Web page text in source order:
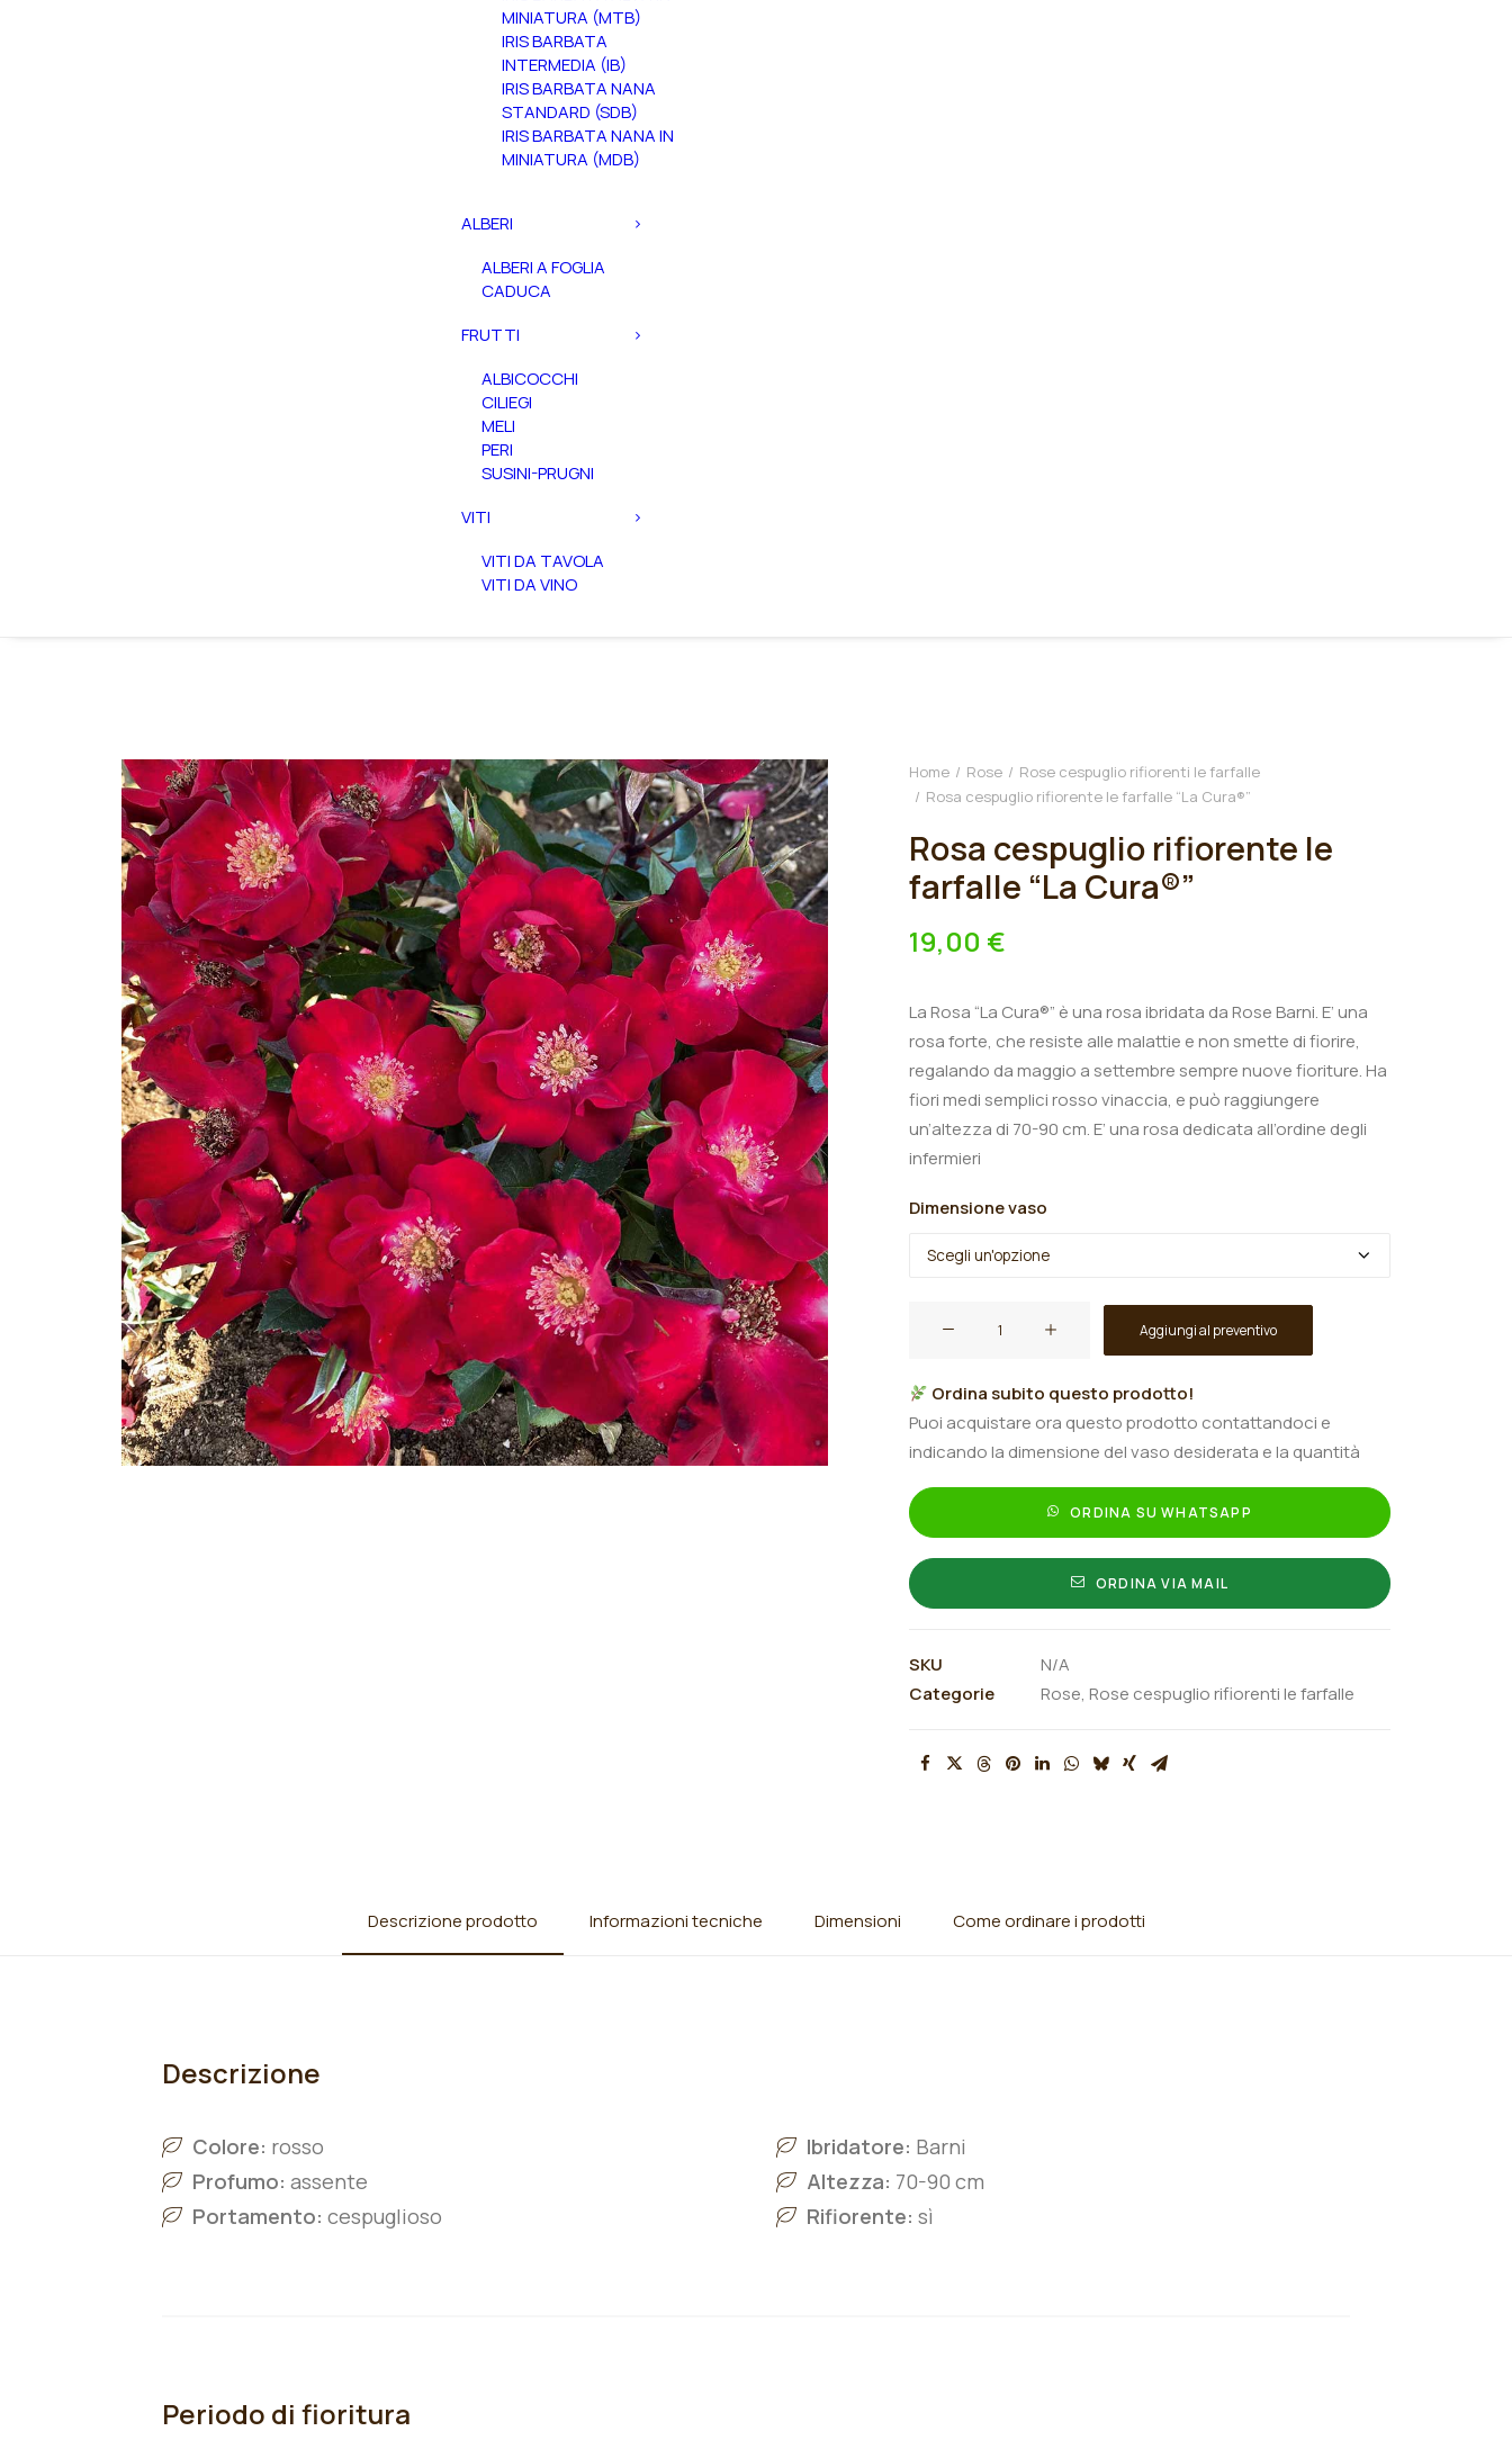
MINIATURA (MTB)
IRIS BARBATA
INTERMEDIA (IB)
IRIS BARBATA NANA
STANDARD (SDB)
IRIS BARBATA NANA IN
MINIATURA (MDB)
ALBERI
ALBERI A FOGLIA
CADUCA
FRUTTI
ALBICOCCHI
CILIEGI
MELI
PERI
SUSINI-PRUGNI
VITI
VITI DA TAVOLA
VITI DA VINO
Home Rose
Rose cespuglio rifiorenti le farfalle
Rosa cespuglio rifiorente le farfalle “La Cura®”
Rosa cespuglio rifiorente le
farfalle “La Cura®”
19,00 €
La Rosa “La Cura®” è una rosa ibridata da Rose Barni. E’ una
rosa forte, che resiste alle malattie e non smette di fiorire,
regalando da maggio a settembre sempre nuove fioriture. Ha
fiori medi semplici rosso vinaccia, e può raggiungere
un’altezza di 70-90 cm. E’ una rosa dedicata all’ordine degli
infermieri
Dimensione vaso
le
farfalle
"La
Cura®"
quantità
Aggiungi al preventivo
Ordina subito questo prodotto!
Puoi acquistare ora questo prodotto contattandoci e
indicando la dimensione del vaso desiderata e la quantità
ORDINA SU WHATSAPP
ORDINA VIA MAIL
SKU
N/A
Categorie
Rose, Rose cespuglio rifiorenti le farfalle
Descrizione prodotto Informazioni tecniche Dimensioni Come ordinare i prodotti
Descrizione
Colore: rosso
Profumo: assente
Portamento: cespuglioso
Ibridatore: Barni
Altezza: 70-90 cm
Rifiorente: sì
Periodo di fioritura